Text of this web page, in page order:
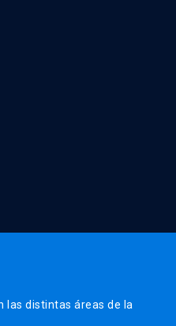
las distintas áreas de la